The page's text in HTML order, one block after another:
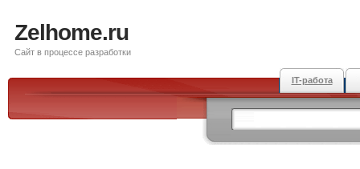
Zelhome.ru
Сайт в процессе разработки
IT-работа